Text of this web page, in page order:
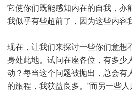
它使你们既能感知内在的自我，亦
我似乎有些超前了，因为这些内容
现在，让我们来探讨一些你们意想
身处此地。试问在座各位，有多少
动？每当这个问题被抛出，总会有
的旅程，我获益良多。”而另一些